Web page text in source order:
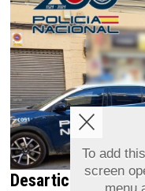
Desarticulada en
To add
screen
menu
Aviso